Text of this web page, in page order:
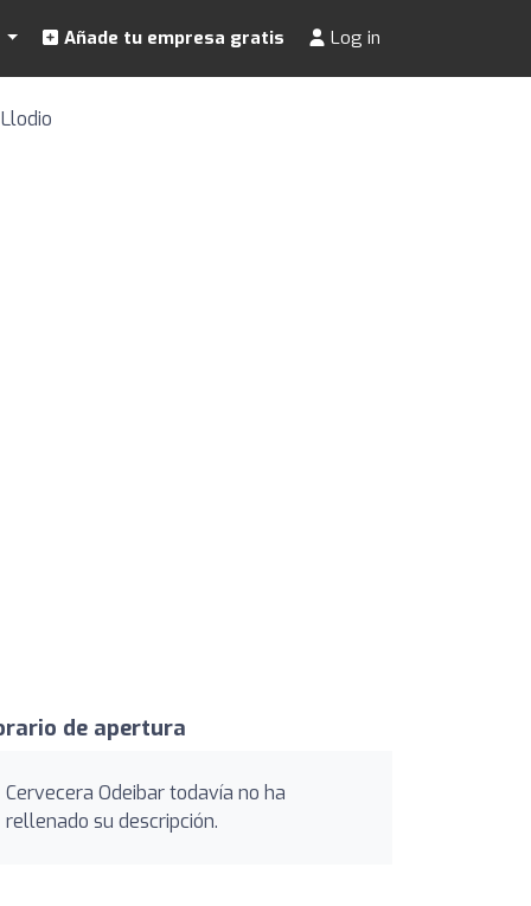
Añade tu empresa gratis Log in
de apertura
Cervecera Odeibar todavía no ha
rellenado su descripción.